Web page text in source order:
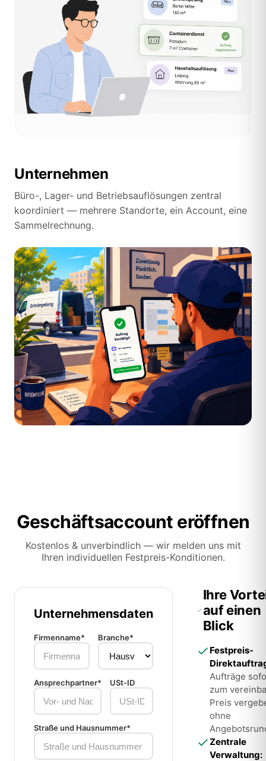
Unternehmen
Büro-, Lager- und Betriebsauflösungen zentral
koordiniert — mehrere Standorte, ein Account, eine
Sammelrechnung.
Geschäftsaccount eröffnen
Kostenlos & unverbindlich — wir melden uns mit
Ihren individuellen Festpreis-Konditionen.
Unternehmensdaten
Firmenname* Branche*
Ansprechpartner* USt-ID
Straße und Hausnummer*
Ihre
auf einen
Blick
Festpreis-
Aufträge
zum
Preis
ohne
Zentrale
Verwaltung: